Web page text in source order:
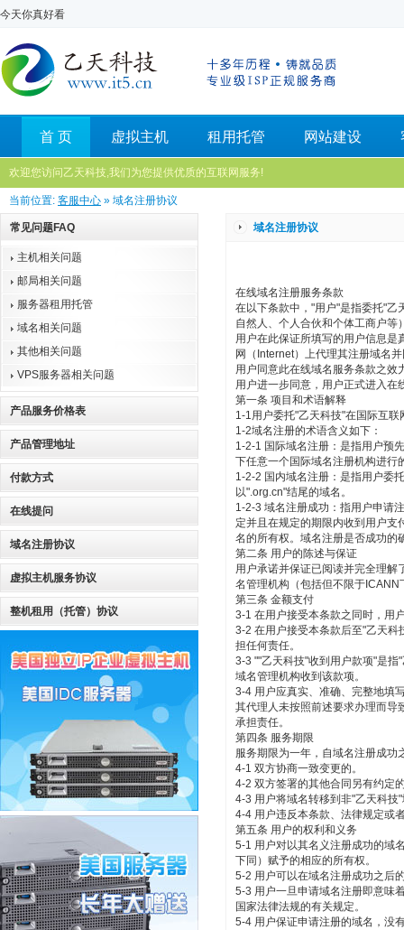
今天你真好看
首 页 虚拟主机 租用托管 网站建设
欢迎您访问乙天科技,我们为您提供优质的互联网服务!
当前位置: 客服中心 » 域名注册协议
常见问题FAQ
主机相关问题
邮局相关问题
服务器租用托管
域名相关问题
其他相关问题
VPS服务器相关问题
产品服务价格表
产品管理地址
付款方式
在线提问
域名注册协议
虚拟主机服务协议
整机租用（托管）协议
域名注册协议
在线域名注册服务条款
在以下条款中，"用户"是指委托"
自然人、个人合伙和个体工商户等
用户在此保证所填写的用户信息是
网（Internet）上代理其注册域名
用户同意此在线域名服务条款之效
用户进一步同意，用户正式进入在
第一条 项目和术语解释
1-1用户委托"乙天科技"在国际互
1-2域名注册的术语含义如下：
1-2-1 国际域名注册：是指用户预
下任意一个国际域名注册机构进行
1-2-2 国内域名注册：是指用户委
以".org.cn"结尾的域名。
1-2-3 域名注册成功：指用户申请
定并且在规定的期限内收到用户
名的所有权。域名注册是否成功的
第二条 用户的陈述与保证
用户承诺并保证已阅读并完全理
名管理机构（包括但不限于
第三条 金额支付
3-1 在用户接受本条款之同时，用
3-2 在用户接受本条款后至"乙天科
担任何责任。
3-3 ""乙天科技"收到用户款项"是
域名管理机构收到该款项。
3-4 用户应真实、准确、完整地填
其代理人未按照前述要求办理而导
承担责任。
第四条 服务期限
服务期限为一年，自域名注册成功
4-1 双方协商一致变更的。
4-2 双方签署的其他合同另有约定
4-3 用户将域名转移到非"乙天科技
4-4 用户违反本条款、法律规定或
第五条 用户的权利和义务
5-1 用户对以其名义注册成功的域
下同）赋予的相应的所有权。
5-2 用户可以在域名注册成功之后
5-3 用户一旦申请域名注册即意味
国家法律法规的有关规定。
5-4 用户保证申请注册的域名，没